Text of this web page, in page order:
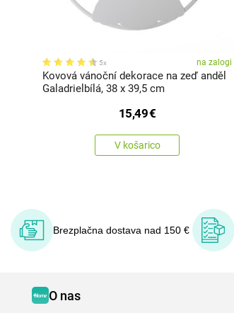
5x na zalogi
Kovová vánoční dekorace na zeď anděl
Galadrielbílá, 38 x 39,5 cm
15,49€
V košarico
Brezplačna dostava nad 150 €
O nas